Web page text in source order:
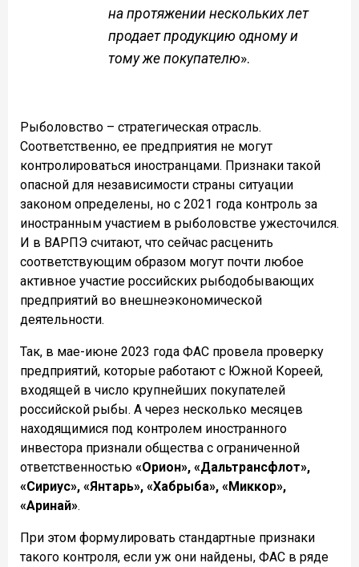
на протяжении нескольких лет
продает продукцию одному и
тому же покупателю».
Рыболовство – стратегическая отрасль.
Соответственно, ее предприятия не могут
контролироваться иностранцами. Признаки такой
опасной для независимости страны ситуации
законом определены, но с 2021 года контроль за
иностранным участием в рыболовстве ужесточился.
И в ВАРПЭ считают, что сейчас расценить
соответствующим образом могут почти любое
активное участие российских рыбодобывающих
предприятий во внешнеэкономической
деятельности.
Так, в мае-июне 2023 года ФАС провела проверку
предприятий, которые работают с Южной Кореей,
входящей в число крупнейших покупателей
российской рыбы. А через несколько месяцев
находящимися под контролем иностранного
инвестора признали общества с ограниченной
ответственностью «Орион», «Дальтрансфлот»,
«Сириус», «Янтарь», «Хабрыба», «Миккор»,
«Аринай».
При этом формулировать стандартные признаки
такого контроля, если уж они найдены, ФАС в ряде